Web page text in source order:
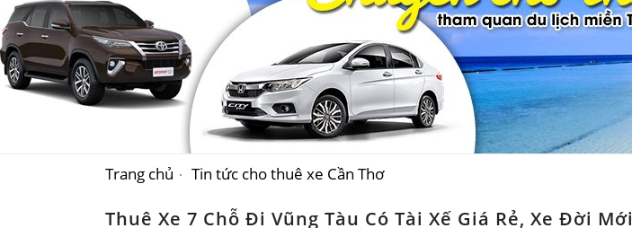
Trang chủ Tin tức cho thuê xe Cần Thơ
Thuê Xe 7 Chỗ Đi Vũng Tàu Có Tài Xế Giá Rẻ, Xe Đời Mới